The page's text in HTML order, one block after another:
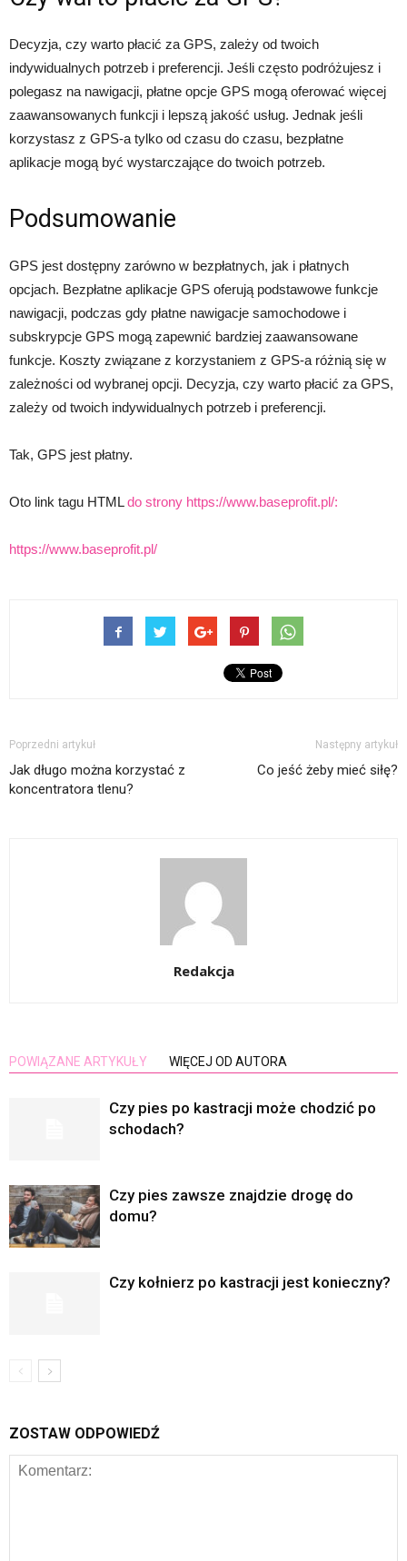
Decyzja, czy warto płacić za GPS, zależy od twoich
indywidualnych potrzeb i preferencji. Jeśli często podróżujesz i
polegasz na nawigacji, płatne opcje GPS mogą oferować więcej
zaawansowanych funkcji i lepszą jakość usług. Jednak jeśli
korzystasz z GPS-a tylko od czasu do czasu, bezpłatne
aplikacje mogą być wystarczające do twoich potrzeb.
Podsumowanie
GPS jest dostępny zarówno w bezpłatnych, jak i płatnych
opcjach. Bezpłatne aplikacje GPS oferują podstawowe funkcje
nawigacji, podczas gdy płatne nawigacje samochodowe i
subskrypcje GPS mogą zapewnić bardziej zaawansowane
funkcje. Koszty związane z korzystaniem z GPS-a różnią się w
zależności od wybranej opcji. Decyzja, czy warto płacić za GPS,
zależy od twoich indywidualnych potrzeb i preferencji.
Tak, GPS jest płatny.
Oto link tagu HTMLdo strony https://www.baseprofit.pl/:
https://www.baseprofit.pl/
Poprzedni artykuł
Jak długo można korzystać z
koncentratora tlenu?
Następny artykuł
Co jeść żeby mieć siłę?
Redakcja
POWIĄZANE ARTYKUŁY WIĘCEJ OD AUTORA
Czy pies po kastracji może chodzić po
schodach?
Czy pies zawsze znajdzie drogę do
domu?
Czy kołnierz po kastracji jest konieczny?
ZOSTAW ODPOWIEDŹ